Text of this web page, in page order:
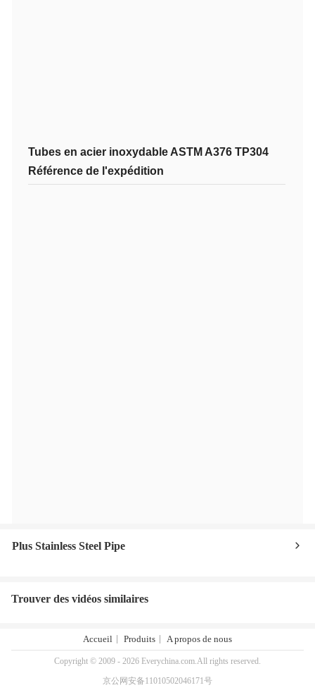
Tubes en acier inoxydable ASTM A376 TP304
Référence de l'expédition
Plus Stainless Steel Pipe
Trouver des vidéos similaires
Accueil Produits A propos de nous
Copyright © 2009 - 2026 Everychina.com.All rights reserved.
京公网安备11010502046171号